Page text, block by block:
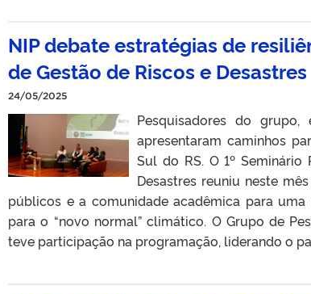
NIP debate estratégias de
de Gestão de Riscos e Desastres
24/05/2025
Pesquisadores do
apresentaram caminhos
Sul do RS. O 1º
Desastres reuniu neste
públicos e a comunidade acadêmica para
para o “novo normal” climático. O Grupo de
teve participação na programação, liderando o